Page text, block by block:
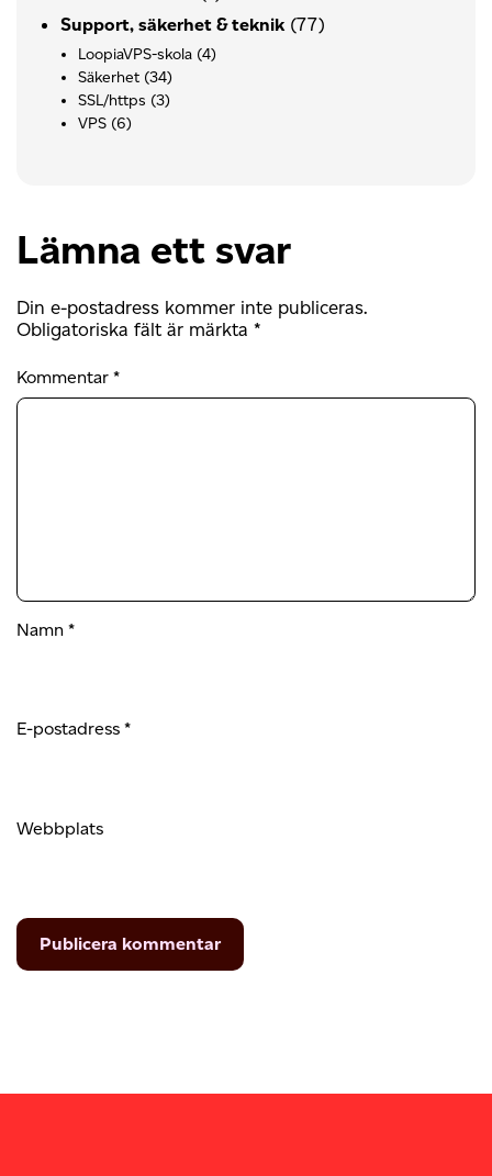
Support, säkerhet & teknik (77)
LoopiaVPS-skola (4)
Säkerhet (34)
SSL/https (3)
VPS (6)
Lämna ett svar
Din e-postadress kommer inte publiceras.
Obligatoriska fält är märkta *
Kommentar *
Namn *
E-postadress *
Webbplats